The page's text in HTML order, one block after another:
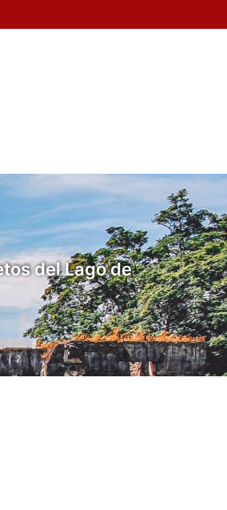
del Lago de